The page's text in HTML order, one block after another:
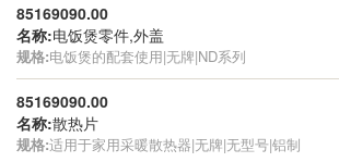
85169090.00
名称:电饭煲零件,外盖
规格:电饭煲的配套使用|无牌|ND系列
85169090.00
名称:散热片
规格:适用于家用采暖散热器|无牌|无型号|铝制